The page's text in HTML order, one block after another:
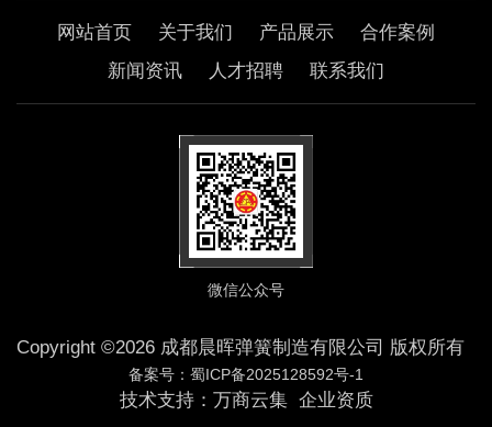
网站首页 关于我们 产品展示
合作案例
新闻资讯
人才招聘 联系我们
微信公众号
Copyright ©2026 成都晨晖弹簧制造有限公司 版权所有
备案号：蜀ICP备2025128592号-1
技术支持： 万商云集 企业资质